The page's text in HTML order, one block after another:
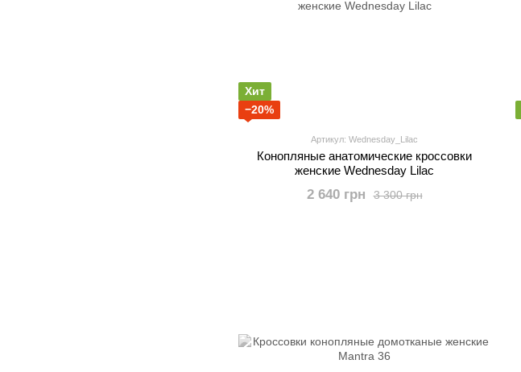
Хит
−20%
Артикул: Wednesday_Lilac
Конопляные анатомические кроссовки
женские Wednesday Lilac
3 300 грн
2 640 грн